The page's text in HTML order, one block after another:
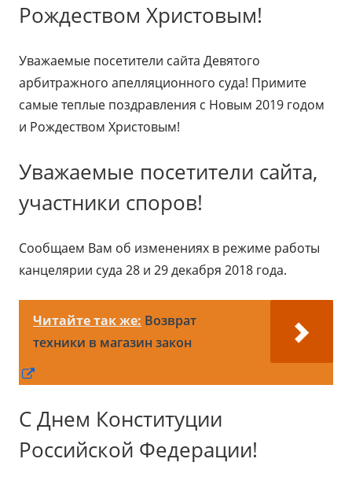
Рождеством Христовым!
Уважаемые посетители сайта Девятого
арбитражного апелляционного суда! Примите
самые теплые поздравления с Новым 2019 годом
и Рождеством Христовым!
Уважаемые посетители сайта,
участники споров!
Сообщаем Вам об изменениях в режиме работы
канцелярии суда 28 и 29 декабря 2018 года.
Читайте так же: Возврат
техники в магазин закон
новом
С Днем Конституции
Российской Федерации!